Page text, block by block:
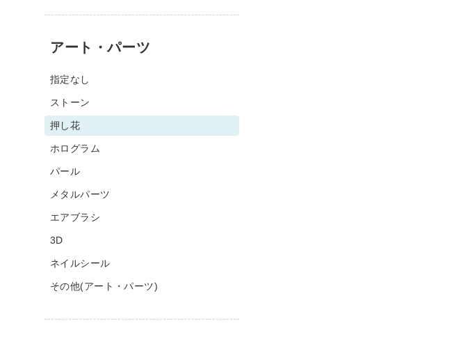
アート・パーツ
指定なし
ストーン
押し花
ホログラム
パール
メタルパーツ
エアブラシ
3D
ネイルシール
その他(アート・パーツ)